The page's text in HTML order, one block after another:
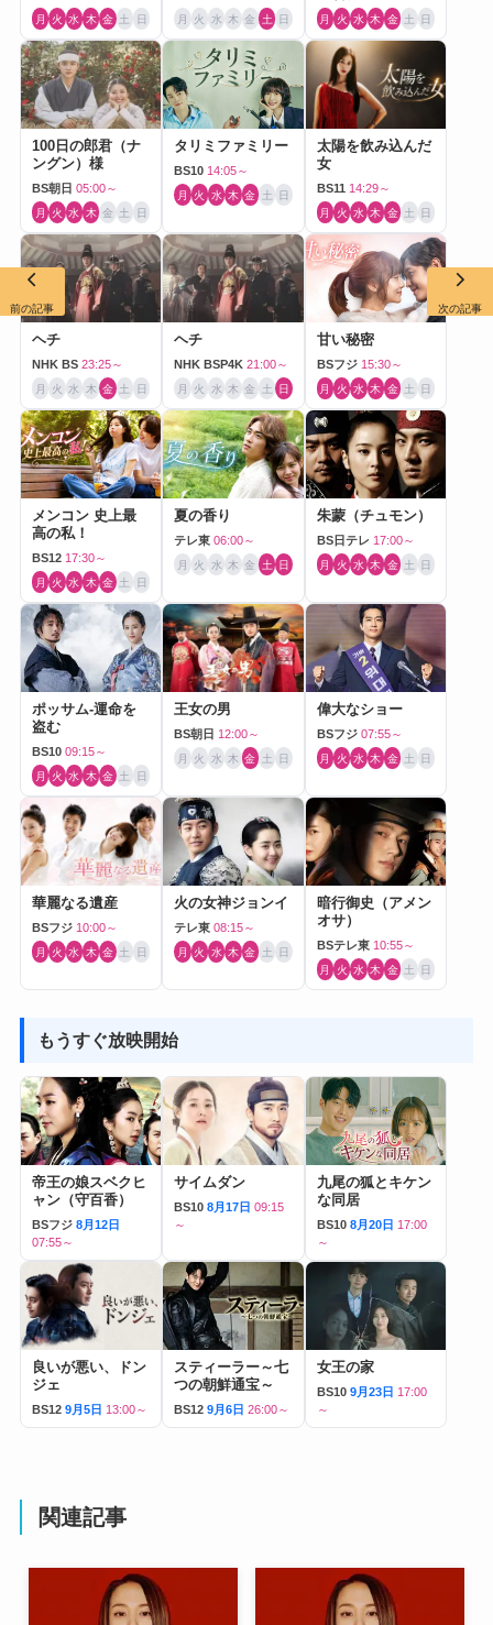
月 火 水 木 金 土 日 月 火 水 木 金 土 日 月 火 水 木 金 土 日
100日の郎君（ナ
ングン）様
BS朝日 05:00～
月 火 水 木 金 土 日
タリミファミリー
BS10 14:05～
月 火 水 木 金 土 日
太陽を飲み込んだ
女
BS11 14:29～
月 火 水 木 金 土 日
ヘチ
NHK BS 23:25～
月 火 水 木 金 土 日
ヘチ
NHK BSP4K 21:00～
月 火 水 木 金 土 日
甘い秘密
BSフジ 15:30～
月 火 水 木 金 土 日
メンコン 史上最
高の私！
BS12 17:30～
月 火 水 木 金 土 日
夏の香り
テレ東 06:00～
月 火 水 木 金 土 日
朱蒙（チュモン）
BS日テレ 17:00～
月 火 水 木 金 土 日
ポッサム-運命を
盗む
BS10 09:15～
月 火 水 木 金 土 日
王女の男
BS朝日 12:00～
月 火 水 木 金 土 日
偉大なショー
BSフジ 07:55～
月 火 水 木 金 土 日
華麗なる遺産
BSフジ 10:00～
月 火 水 木 金 土 日
火の女神ジョンイ
テレ東 08:15～
月 火 水 木 金 土 日
暗行御史（アメン
オサ）
BSテレ東 10:55～
月 火 水 木 金 土 日
もうすぐ放映開始
帝王の娘スベクヒ
ャン（守百香）
BSフジ 8月12日
07:55～
サイムダン
BS10 8月17日 09:15
～
九尾の狐とキケン
な同居
BS10 8月20日 17:00
～
良いが悪い、ドン
ジェ
BS12 9月5日 13:00～
スティーラー～七
つの朝鮮通宝～
BS12 9月6日 26:00～
女王の家
BS10 9月23日 17:00
～
関連記事
前の記事 次の記事